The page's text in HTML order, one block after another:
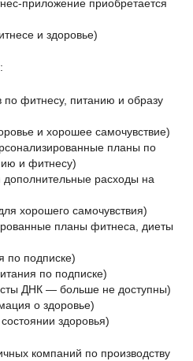
приложение приобретается
и здоровье)
по фитнесу, питанию и образу
и хорошее самочувствие)
планы по
и фитнесу)
дополнительные расходы на
хорошего самочувствия)
планы фитнеса, диеты
по подписке)
по подписке)
ДНК — больше не доступны)
о здоровье)
здоровья)
компаний по производству